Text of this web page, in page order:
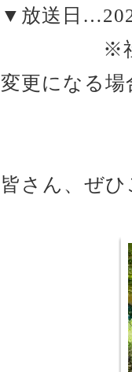
▼放送日
※社会情
変更になる
皆さん、ぜ